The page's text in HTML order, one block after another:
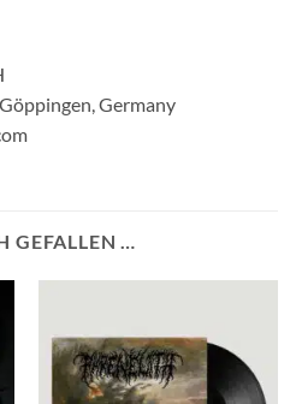
Germany
GEFALLEN …